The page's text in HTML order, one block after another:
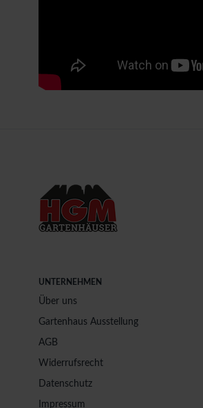
UNTERNEHMEN
Über uns
Gartenhaus Ausstellung
AGB
Widerrufsrecht
Datenschutz
Impressum